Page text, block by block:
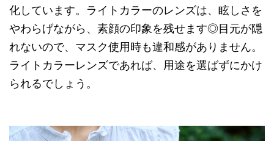
化しています。ライトカラーのレンズは、眩しさを
やわらげながら、素顔の印象を残せます◎目元が隠
れないので、マスク使用時も違和感がありません。
ライトカラーレンズであれば、用途を選ばずにかけ
られるでしょう。